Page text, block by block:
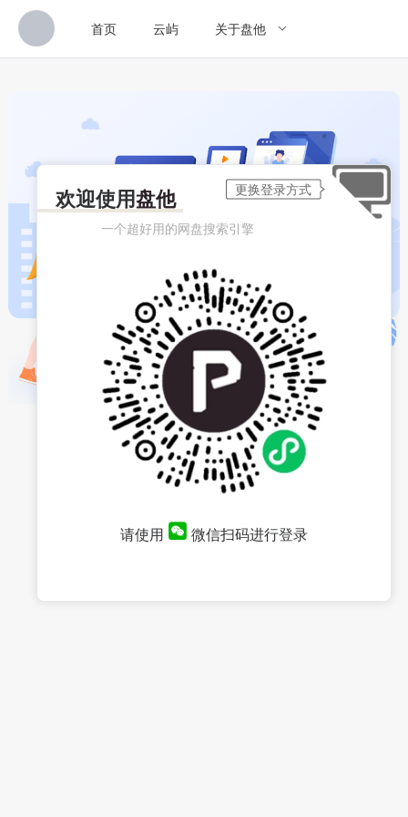
首页 云屿 关于盘他
欢迎使用盘他
一个超好用的网盘搜索引擎
请使用 微信扫码进行登录